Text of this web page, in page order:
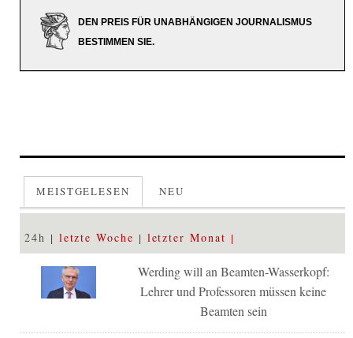
DEN PREIS FÜR UNABHÄNGIGEN JOURNALISMUS
BESTIMMEN SIE.
MEISTGELESEN NEU
24h letzte Woche letzter Monat
Werding will an Beamten-Wasserkopf:
Lehrer und Professoren müssen keine
Beamten sein